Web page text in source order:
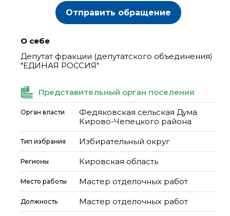
Отправить обращение
О себе
Депутат фракции (депутатского объединения)
"ЕДИНАЯ РОССИЯ"
Представительный орган поселения
Орган власти
Федяковская сельская Дума
Кирово-Чепецкого района
Тип избрания Избирательный округ
Регионы Кировская область
Место работы Мастер отделочных работ
Должность Мастер отделочных работ